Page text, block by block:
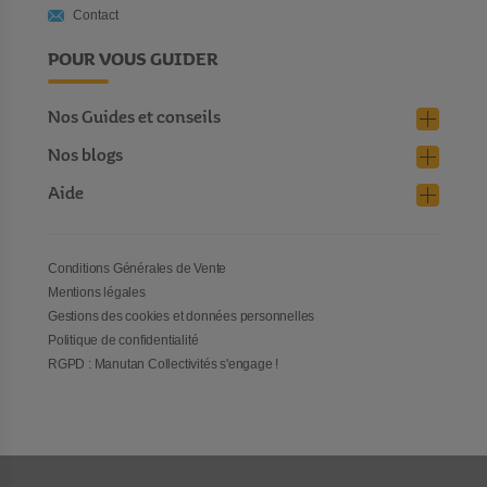
une version XXL pour un maximum de plaisir.
Contact
POUR VOUS GUIDER
Nos Guides et conseils
Nos blogs
Aide
Conditions Générales de Vente
Mentions légales
Gestions des cookies et données personnelles
Politique de confidentialité
RGPD : Manutan Collectivités s'engage !